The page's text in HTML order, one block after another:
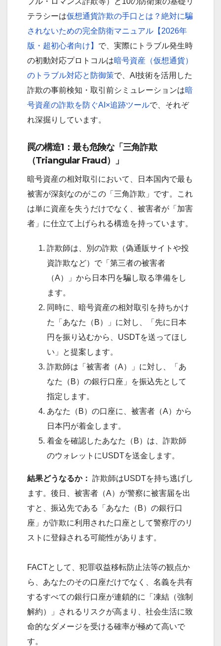
テラシーは仮想通貨詐欺の手口とは？絶対に騙
されないための完全防衛マニュアル【2026年
版・超初心者向け】 で、実際にトラブル発生時
の初動対応プロトコルは暗号資産（仮想通貨）
のトラブル対応と防御策で、AI技術を活用した
詐欺の事前検知・取引前シミュレーションは暗
号資産の詐欺を防ぐAI×追跡ツールで、それぞ
れ深掘りしています。
罠の構造1：最も危険な「三角詐欺
（Triangular Fraud）」
暗号資産の相対取引において、日本国内で最も
被害が深刻なのがこの「三角詐欺」です。これ
は単に資産を失うだけでなく、被害者が「加害
者」に仕立て上げられる構造を持っています。
詐欺師は、別の詐欺（偽通販サイトや投
資詐欺など）で「第三者の被害者
（A）」から日本円を騙し取る準備をし
ます。
同時に、暗号資産の相対取引を持ちかけ
た「あなた（B）」に対し、「先に日本
円を振り込むから、USDTを送ってほし
い」と提案します。
詐欺師は「被害者（A）」に対し、「あ
なた（B）の銀行口座」を振込先として
指定します。
あなた（B）の口座に、被害者（A）から
日本円が着金します。
着金を確認したあなた（B）は、詐欺師
のウォレットにUSDTを送金します。
結果どうなるか： 詐欺師はUSDTを持ち逃げし
ます。後日、被害者（A）が警察に被害届を出
すと、振込先である「あなた（B）の銀行口
座」が詐欺に利用された口座として警察庁のリ
ストに登録される可能性があります。
FACTとして、犯罪収益移転防止法等の観点か
ら、あなたのその口座だけでなく、名義を共有
するすべての銀行口座が連鎖的に「凍結（強制
解約）」されるリスクが高まり、社会生活に致
命的なダメージを受ける確率が極めて高いで
す。